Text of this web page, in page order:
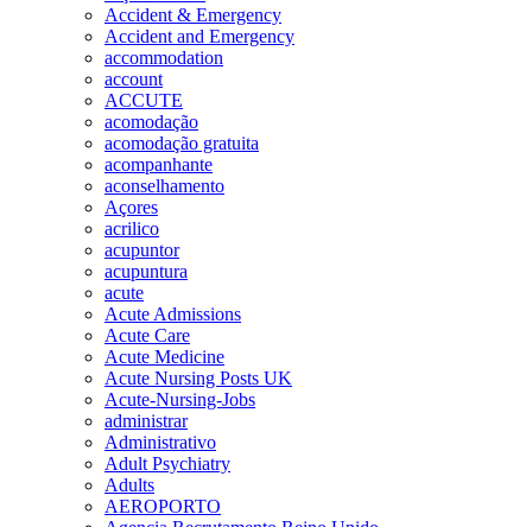
Accident & Emergency
Accident and Emergency
accommodation
account
ACCUTE
acomodação
acomodação gratuita
acompanhante
aconselhamento
Açores
acrilico
acupuntor
acupuntura
acute
Acute Admissions
Acute Care
Acute Medicine
Acute Nursing Posts UK
Acute-Nursing-Jobs
administrar
Administrativo
Adult Psychiatry
Adults
AEROPORTO